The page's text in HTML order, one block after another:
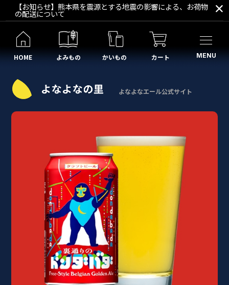
【お知らせ】熊本県を震源とする地震の影響による、お荷物
の配送について
HOME よみもの かいもの カート MENU
よなよなエール公式サイト